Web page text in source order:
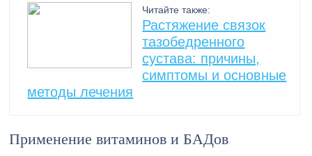
Читайте также:
Растяжение связок
тазобедренного
сустава: причины,
симптомы и основные
методы лечения
Применение витаминов и БАДов